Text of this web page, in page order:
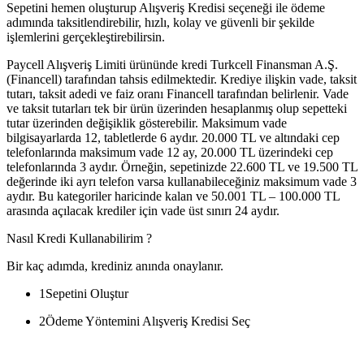
Sepetini hemen oluşturup Alışveriş Kredisi seçeneği ile ödeme
adımında taksitlendirebilir, hızlı, kolay ve güvenli bir şekilde
işlemlerini gerçekleştirebilirsin.
Paycell Alışveriş Limiti ürününde kredi Turkcell Finansman A.Ş.
(Financell) tarafından tahsis edilmektedir. Krediye ilişkin vade, taksit
tutarı, taksit adedi ve faiz oranı Financell tarafından belirlenir. Vade
ve taksit tutarları tek bir ürün üzerinden hesaplanmış olup sepetteki
tutar üzerinden değişiklik gösterebilir. Maksimum vade
bilgisayarlarda 12, tabletlerde 6 aydır. 20.000 TL ve altındaki cep
telefonlarında maksimum vade 12 ay, 20.000 TL üzerindeki cep
telefonlarında 3 aydır. Örneğin, sepetinizde 22.600 TL ve 19.500 TL
değerinde iki ayrı telefon varsa kullanabileceğiniz maksimum vade 3
aydır. Bu kategoriler haricinde kalan ve 50.001 TL – 100.000 TL
arasında açılacak krediler için vade üst sınırı 24 aydır.
Nasıl Kredi Kullanabilirim ?
Bir kaç adımda, krediniz anında onaylanır.
1 Sepetini Oluştur
2Ödeme Yöntemini Alışveriş Kredisi Seç